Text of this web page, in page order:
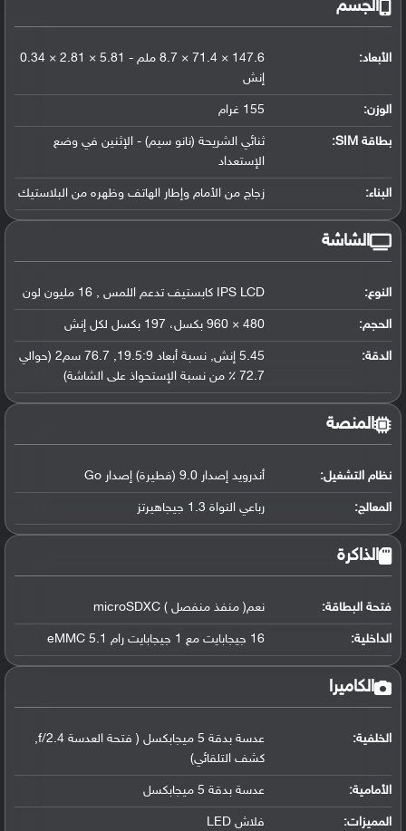
الجسم
الأبعاد:
147.6 × 71.4 × 8.7 ملم - 5.81 × 2.81 × 0.34
إنش
الوزن: 155 غرام
بطاقة SIM:
ثنائي الشريحة (نانو سيم) - الإثنين في وضع
الإستعداد
البناء: زجاج من الأمام وإطار الهاتف وظهره من البلاستيك
الشاشة
النوع: IPS LCD كابستيف تدعم اللمس , 16 مليون لون
الحجم: 480 × 960 بكسل، 197 بكسل لكل إنش
الدقة:
5.45 إنش, نسبة أبعاد 19.5:9, 76.7 سم2 (حوالي
72.7 ٪ من نسبة الإستحواذ على الشاشة)
المنصة
نظام التشغيل: أندرويد إصدار 9.0 (فطيرة) إصدار Go
المعالج: رباعي النواة 1.3 جيجاهيرتز
الذاكرة
فتحة البطاقة: نعم( منفذ منفصل ) microSDXC
الداخلية: 16 جيجابايت مع 1 جيجابايت رام eMMC 5.1
الكاميرا
الخلفية:
عدسة بدقة 5 ميجابكسل ( فتحة العدسة f/2.4,
كشف التلقائي)
الأمامية: عدسة بدقة 5 ميجابكسل
المميزات: فلاش LED